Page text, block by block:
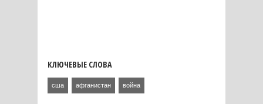
КЛЮЧЕВЫЕ СЛОВА
сша афганистан война